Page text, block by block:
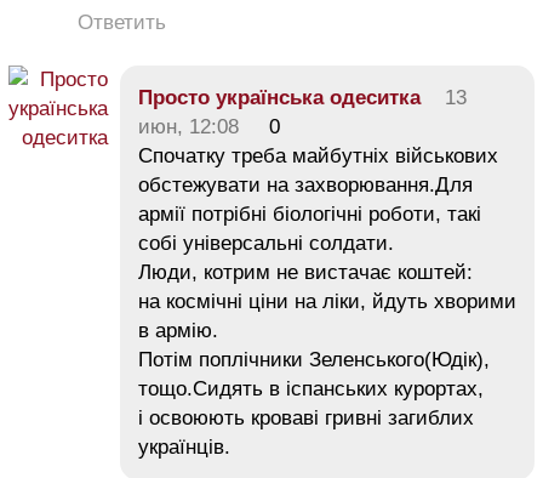
Ответить
Просто українська одеситка
13
июн, 12:08
0
Спочатку треба майбутніх військових
обстежувати на захворювання.Для
армії потрібні біологічні роботи, такі
собі універсальні солдати.
Люди, котрим не вистачає коштей:
на космічні ціни на ліки, йдуть хворими
в армію.
Потім поплічники Зеленського(Юдік),
тощо.Сидять в іспанських курортах,
і освоюють кроваві гривні загиблих
українців.